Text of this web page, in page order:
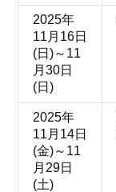
2025年
11月16日
(日)～11
月30日
(日)
2025年
11月14日
(金)～11
月29日
(土)